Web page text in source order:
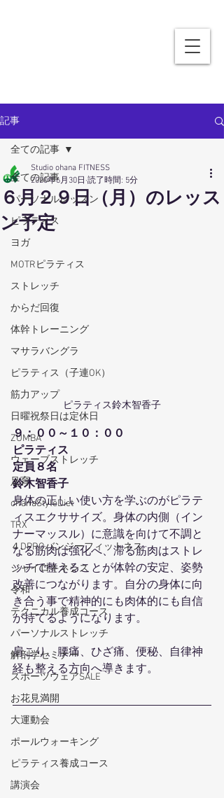
記事
全ての記事
パーソナルレッスン
ピラティス
ヨガ
MOTRピラティス
ストレッチ
からだ回復
体幹トレーニング
マサラバングラ
ピラティス（子連OK）
筋力アップ
日曜祝祭日は定休日
ZUMBA
ウェーブストレッチ
足育
ohanaStyleDiet
TRX
４DPROバンジーフィットネス
ジャイロキネシス
令和
テクニカル養成コース
パーソナルストレッチ
解剖学セミナー
スポーツウェアSALE
お花見満開
大運動会
ポールウォーキング
ピラティス養成コース
講演会
全ての記事
６月２９日（月）のレッス
ン予定
Studio ohana FITNESS
2020年6月30日 読了時間: 5分
ピラティス鈴木智香子
９：００～１０：００
ピラティス
定員８名
鈴木智香子
身体の正しい使い方を学ぶのがピラテ
ィスエクササイズ。身体の内側（イン
ナーマッスル）に意識を向けて不調と
なる筋肉は強化へ、滞る筋肉はストレ
ッチで整えることが体幹の安定、姿勢
改善につながります。自分の身体に向
き合う事で精神的にも肉体的にも自信
が持てるようになります。
肩こり、腰痛、ひざ痛、便秘、自律神
経も整える方向へ導きます。